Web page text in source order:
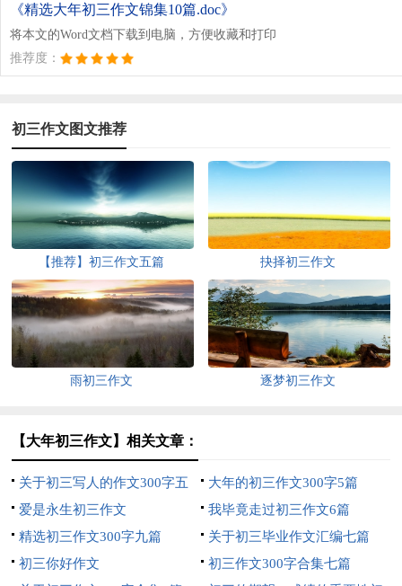
《精选大年初三作文锦集10篇.doc》
将本文的Word文档下载到电脑，方便收藏和打印
推荐度：
初三作文图文推荐
【推荐】初三作文五篇 抉择初三作文
雨初三作文 逐梦初三作文
【大年初三作文】相关文章：
关于初三写人的作文300字五
篇
大年的初三作文300字5篇
爱是永生初三作文
我毕竟走过初三作文6篇
精选初三作文300字九篇
关于初三毕业作文汇编七篇
初三你好作文
初三作文300字合集七篇